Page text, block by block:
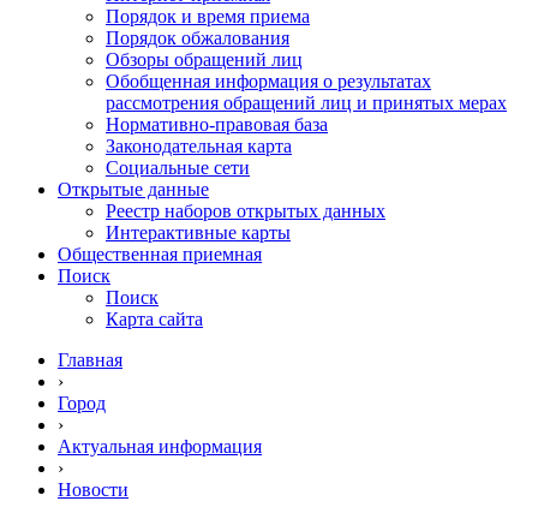
Порядок и время приема
Порядок обжалования
Обзоры обращений лиц
Обобщенная информация о результатах
рассмотрения обращений лиц и принятых мерах
Нормативно-правовая база
Законодательная карта
Социальные сети
Открытые данные
Реестр наборов открытых данных
Интерактивные карты
Общественная приемная
Поиск
Поиск
Карта сайта
Главная
›
Город
›
Актуальная информация
›
Новости